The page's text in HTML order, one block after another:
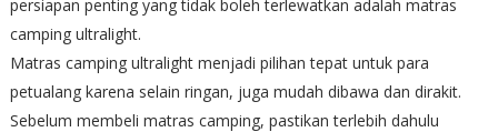
persiapan penting yang tidak boleh terlewatkan adalah matras
camping ultralight.
Matras camping ultralight menjadi pilihan tepat untuk para
petualang karena selain ringan, juga mudah dibawa dan dirakit.
Sebelum membeli matras camping, pastikan terlebih dahulu